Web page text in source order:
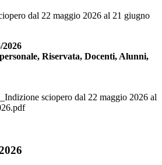
dal 22 maggio 2026 al 21 giugno
2026
Riservata, Docenti, Alunni,
sciopero dal 22 maggio 2026 al